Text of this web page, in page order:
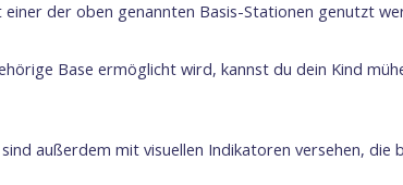
der oben genannten Basis-Stationen genutzt
Base ermöglicht wird, kannst du dein Kind
außerdem mit visuellen Indikatoren versehen,